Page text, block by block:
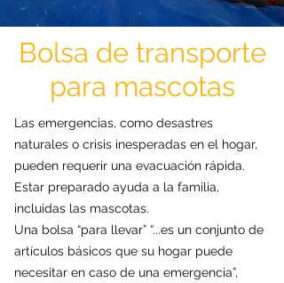
Bolsa de transporte
para mascotas
Las emergencias, como desastres
naturales o crisis inesperadas en el hogar,
pueden requerir una evacuación rápida.
Estar preparado ayuda a la familia,
incluidas las mascotas.
Una bolsa “para llevar” “...es un conjunto de
artículos básicos que su hogar puede
necesitar en caso de una emergencia”,